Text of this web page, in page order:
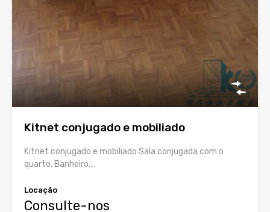
Kitnet conjugado e mobiliado
Kitnet conjugado e mobiliado Sala conjugada com o
quarto, Banheiro,…
Locação
Consulte-nos